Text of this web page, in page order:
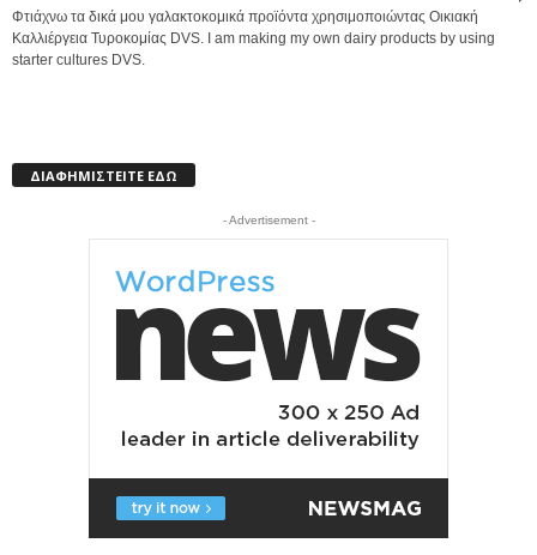
Φτιάχνω τα δικά μου γαλακτοκομικά προϊόντα χρησιμοποιώντας Οικιακή
Καλλιέργεια Τυροκομίας DVS. I am making my own dairy products by using
starter cultures DVS.
ΔΙΑΦΗΜΙΣΤΕΙΤΕ ΕΔΩ
- Advertisement -